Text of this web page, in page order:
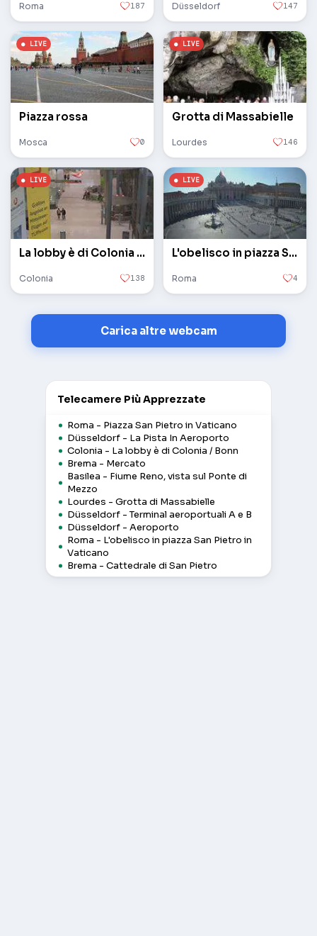
Roma 187 Düsseldorf 147
Piazza rossa
Mosca 0
Grotta di Massabielle
Lourdes 146
La lobby è di Colonia / Bonn
Colonia 138
L'obelisco in piazza San Pietro in Vaticano
Roma 4
Carica altre webcam
Telecamere Più Apprezzate
Roma - Piazza San Pietro in Vaticano
Düsseldorf - La Pista In Aeroporto
Colonia - La lobby è di Colonia / Bonn
Brema - Mercato
Basilea - Fiume Reno, vista sul Ponte di
Mezzo
Lourdes - Grotta di Massabielle
Düsseldorf - Terminal aeroportuali A e B
Düsseldorf - Aeroporto
Roma - L'obelisco in piazza San Pietro in
Vaticano
Brema - Cattedrale di San Pietro